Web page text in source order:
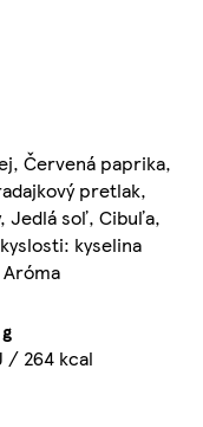
Červená paprika,
pretlak,
Jedlá soľ, Cibuľa,
kyselina
/ 264 kcal